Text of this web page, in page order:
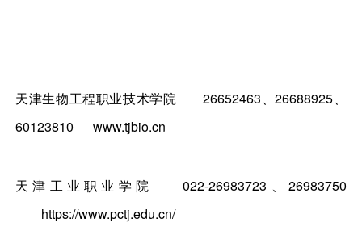
天津生物工程职业技术学院
26652463、26688925、
60123810
www.tjbio.cn
天津工业职业学院
022-26983723、26983750
https://www.pctj.edu.cn/